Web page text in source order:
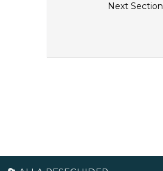
Next Section